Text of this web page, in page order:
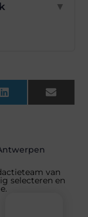
▼
LinkedInEmail
van
selecteren en